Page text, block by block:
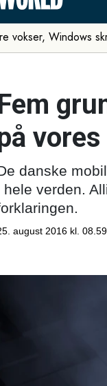
vokser, Windows
danske
hele verden.
august 2016 kl. 08.59